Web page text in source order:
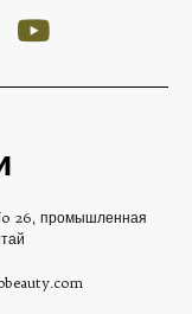
26, промышленная